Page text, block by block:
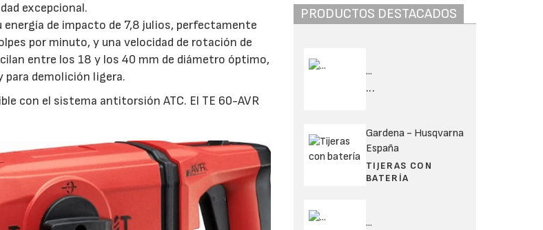
excepcional.
de impacto de 7,8 julios, perfectamente
por minuto, y una velocidad de rotación de
entre los 18 y los 40 mm de diámetro óptimo,
demolición ligera.
con el sistema antitorsión ATC. El TE 60-AVR
PRODUCTOS DESTACADOS
...
...
Gardena - Husqvarna
España
TIJERAS CON
BATERÍA
...